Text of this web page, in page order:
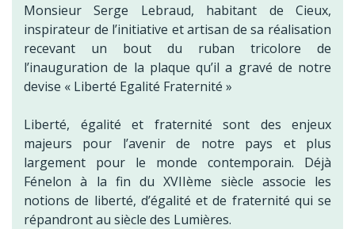
Monsieur Serge Lebraud, habitant de Cieux,
inspirateur de l’initiative et artisan de sa réalisation
recevant un bout du ruban tricolore de
l’inauguration de la plaque qu’il a gravé de notre
devise « Liberté Egalité Fraternité »
Liberté, égalité et fraternité sont des enjeux
majeurs pour l’avenir de notre pays et plus
largement pour le monde contemporain. Déjà
Fénelon à la fin du XVIIème siècle associe les
notions de liberté, d’égalité et de fraternité qui se
répandront au siècle des Lumières.